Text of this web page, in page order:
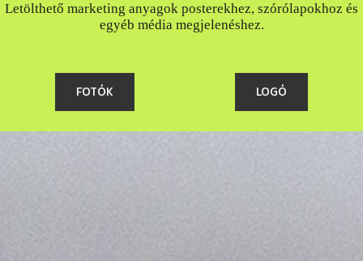
Letölthető marketing anyagok posterekhez, szórólapokhoz és
egyéb média megjelenéshez.
FOTÓK LOGÓ